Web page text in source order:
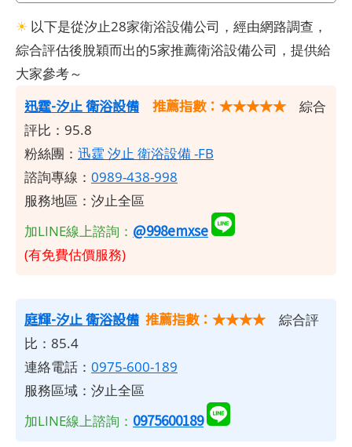
☀ 以下是從汐止28家衛浴設備公司，經由網路調查，
綜合評估後脫穎而出的5家推薦衛浴設備公司，提供給
大家參考～
​迅霆-汐止 衛浴設備 推薦指數：★★★★★ 綜合
評比：95.8
粉絲團： 迅霆 汐止 衛浴設備 -FB
諮詢專線： 0989-438-998
服務地區：汐止全區
加LINE線上諮詢： @998emxse
(有免費估價服務)
庭輝-汐止 衛浴設備 推薦指數：★★★★ 綜合評
比：85.4
連絡電話： 0975-600-189
服務區域：汐止全區
加LINE線上諮詢： 0975600189